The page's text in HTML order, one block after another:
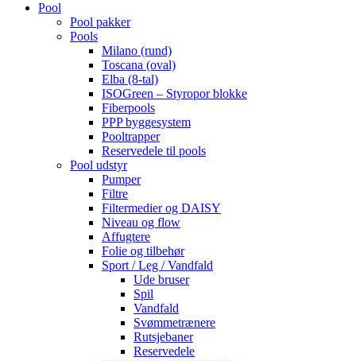
Pool
Pool pakker
Pools
Milano (rund)
Toscana (oval)
Elba (8-tal)
ISOGreen – Styropor blokke
Fiberpools
PPP byggesystem
Pooltrapper
Reservedele til pools
Pool udstyr
Pumper
Filtre
Filtermedier og DAISY
Niveau og flow
Affugtere
Folie og tilbehør
Sport / Leg / Vandfald
Ude bruser
Spil
Vandfald
Svømmetrænere
Rutsjebaner
Reservedele